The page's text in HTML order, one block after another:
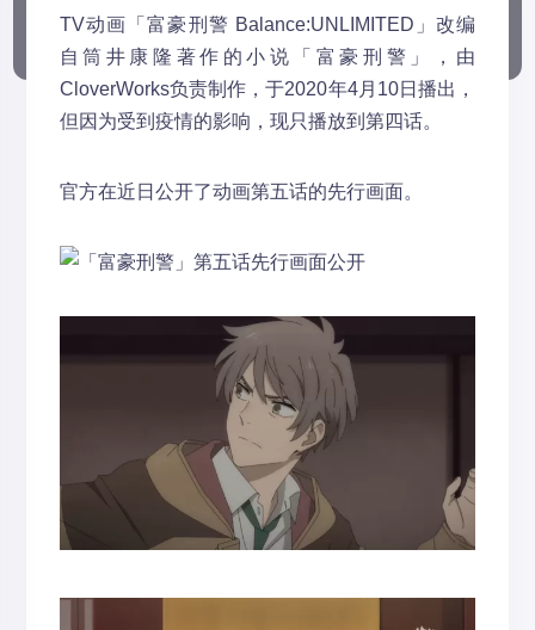
TV动画「富豪刑警 Balance:UNLIMITED」改编
自筒井康隆著作的小说「富豪刑警」，由
CloverWorks负责制作，于2020年4月10日播出，
但因为受到疫情的影响，现只播放到第四话。
官方在近日公开了动画第五话的先行画面。